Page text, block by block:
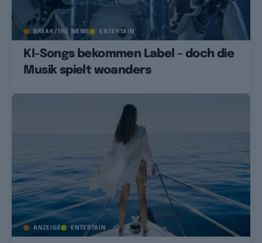
BREAK/THE NEWS ENTERTAIN
KI-Songs bekommen Label – doch die
Musik spielt woanders
ANZEIGE ENTERTAIN